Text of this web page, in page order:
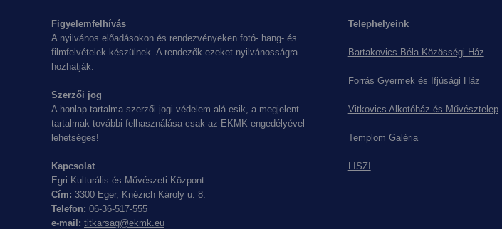
Figyelemfelhívás
A nyilvános előadásokon és rendezvényeken fotó- hang- és
filmfelvételek készülnek. A rendezők ezeket nyilvánosságra
hozhatják.
Szerzői jog
A honlap tartalma szerzői jogi védelem alá esik, a megjelent
tartalmak további felhasználása csak az EKMK engedélyével
lehetséges!
Kapcsolat
Egri Kulturális és Művészeti Központ
Cím: 3300 Eger, Knézich Károly u. 8.
Telefon: 06-36-517-555
e-mail: titkarsag@ekmk.eu
Telephelyeink
Bartakovics Béla Közösségi Ház
Forrás Gyermek és Ifjúsági Ház
Vitkovics Alkotóház és Művésztelep
Templom Galéria
LISZI